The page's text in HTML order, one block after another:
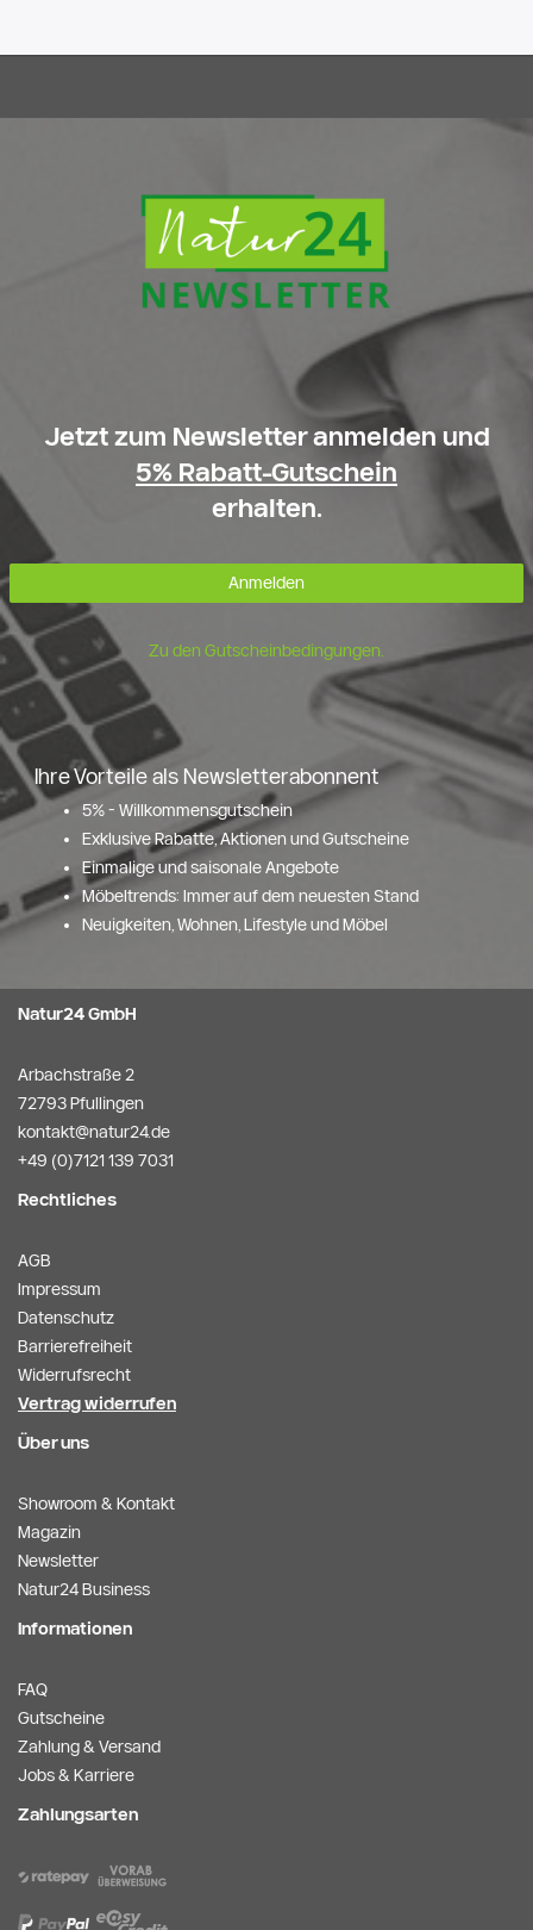
Jetzt zum Newsletter anmelden und
5% Rabatt-Gutschein
erhalten.
Anmelden
Zu den Gutscheinbedingungen.
Ihre Vorteile als Newsletterabonnent
5% - Willkommensgutschein
Exklusive Rabatte, Aktionen und Gutscheine
Einmalige und saisonale Angebote
Möbeltrends: Immer auf dem neuesten Stand
Neuigkeiten, Wohnen, Lifestyle und Möbel
Natur24 GmbH
Arbachstraße 2
72793 Pfullingen
kontakt@natur24.de
+49 (0)7121 139 7031
Rechtliches
AGB
Impressum
Datenschutz
Barrierefreiheit
Widerrufsrecht
Vertrag widerrufen
Über uns
Showroom & Kontakt
Magazin
Newsletter
Natur24 Business
Informationen
FAQ
Gutscheine
Zahlung & Versand
Jobs & Karriere
Zahlungsarten